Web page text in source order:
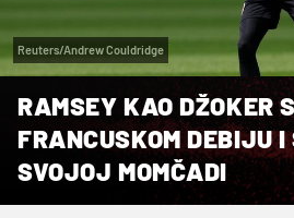
Reuters/Andrew Couldridge
RAMSEY KAO DŽOKER
FRANCUSKOM DEBIJU I
SVOJOJ MOMČADI